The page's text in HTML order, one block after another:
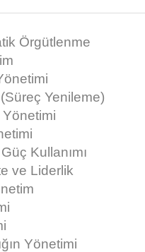
Örgütlenme
Yenileme)
Kullanımı
ve Liderlik
Yönetimi